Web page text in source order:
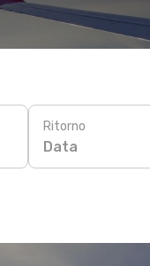
Ritorno
Data